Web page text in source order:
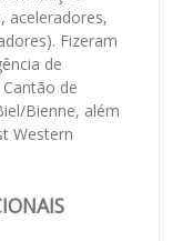
aceleradores,
Fizeram
de
de
Bienne, além
Western